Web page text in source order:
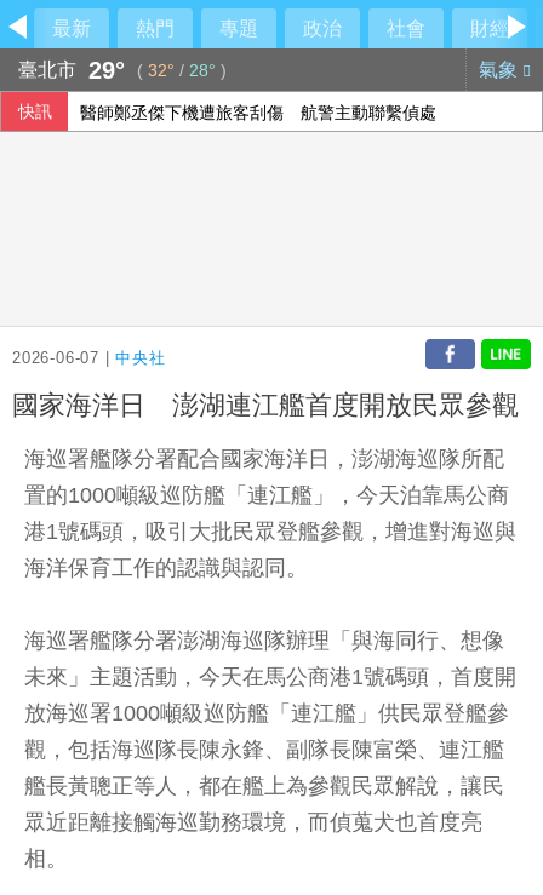
最新 熱門 專題 政治 社會
財經
臺北市 29° ( 32° / 28° ) 氣象
快訊 醫師鄭丞傑下機遭旅客刮傷 航警主動聯繫偵處
2026-06-07 |中央社
國家海洋日 澎湖連江艦首度開放民眾參觀
海巡署艦隊分署配合國家海洋日，澎湖海巡隊所配
置的1000噸級巡防艦「連江艦」，今天泊靠馬公商
港1號碼頭，吸引大批民眾登艦參觀，增進對海巡與
海洋保育工作的認識與認同。
海巡署艦隊分署澎湖海巡隊辦理「與海同行、想像
未來」主題活動，今天在馬公商港1號碼頭，首度開
放海巡署1000噸級巡防艦「連江艦」供民眾登艦參
觀，包括海巡隊長陳永鋒、副隊長陳富榮、連江艦
艦長黃聰正等人，都在艦上為參觀民眾解說，讓民
眾近距離接觸海巡勤務環境，而偵蒐犬也首度亮
相。